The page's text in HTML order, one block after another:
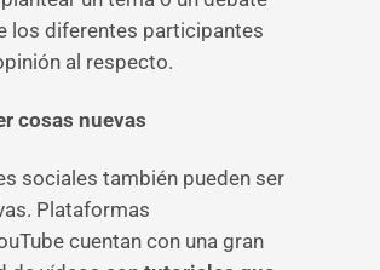
los diferentes participantes
al respecto.
cosas nuevas
sociales también pueden ser
Plataformas
cuentan con una gran